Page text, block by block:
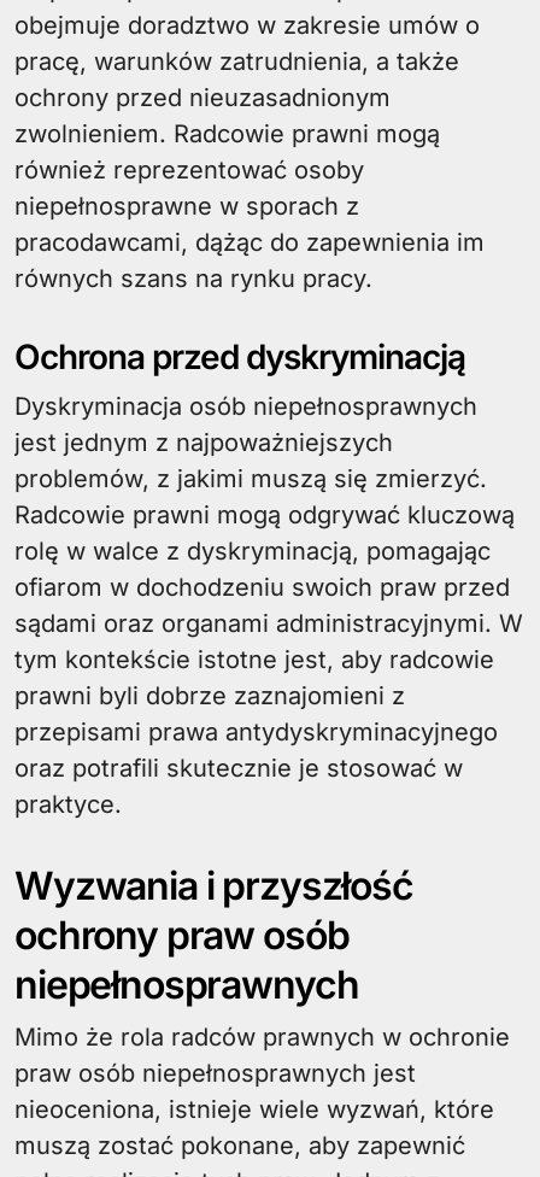
obejmuje doradztwo w zakresie umów o
pracę, warunków zatrudnienia, a także
ochrony przed nieuzasadnionym
zwolnieniem. Radcowie prawni mogą
również reprezentować osoby
niepełnosprawne w sporach z
pracodawcami, dążąc do zapewnienia im
równych szans na rynku pracy.
Ochrona przed dyskryminacją
Dyskryminacja osób niepełnosprawnych
jest jednym z najpoważniejszych
problemów, z jakimi muszą się zmierzyć.
Radcowie prawni mogą odgrywać kluczową
rolę w walce z dyskryminacją, pomagając
ofiarom w dochodzeniu swoich praw przed
sądami oraz organami administracyjnymi. W
tym kontekście istotne jest, aby radcowie
prawni byli dobrze zaznajomieni z
przepisami prawa antydyskryminacyjnego
oraz potrafili skutecznie je stosować w
praktyce.
Wyzwania i przyszłość
ochrony praw osób
niepełnosprawnych
Mimo że rola radców prawnych w ochronie
praw osób niepełnosprawnych jest
nieoceniona, istnieje wiele wyzwań, które
muszą zostać pokonane, aby zapewnić